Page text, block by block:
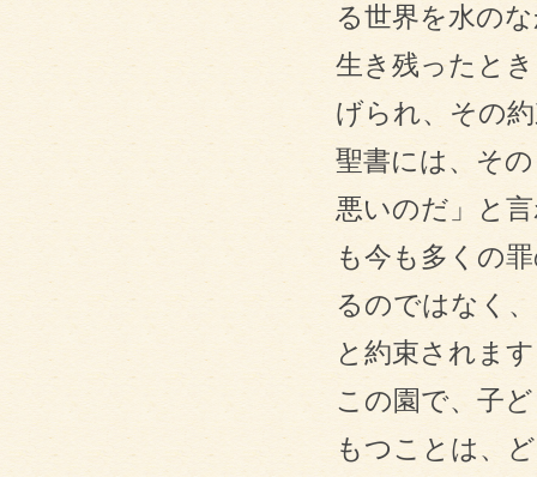
る世界を水の
生き残ったと
げられ、その
聖書には、そ
悪いのだ」と
も今も多くの
るのではなく
と約束されま
この園で、子
もつことは、